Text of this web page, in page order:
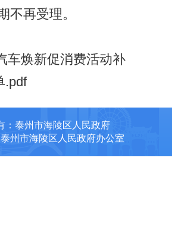
不再受理。
车焕新促消费活动补
.pdf
：泰州市海陵区人民政府
州市海陵区人民政府办公室